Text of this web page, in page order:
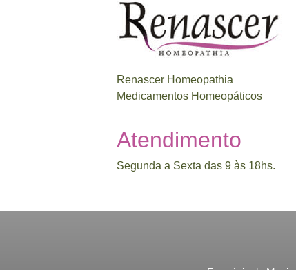
Renascer Homeopathia
Medicamentos Homeopáticos
Atendimento
Segunda a Sexta das 9 às 18hs.